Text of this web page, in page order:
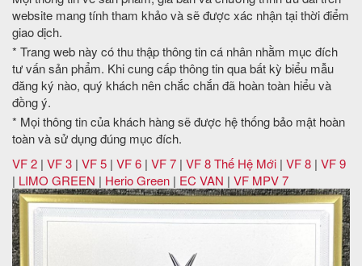
website mang tính tham khảo và sẽ được xác nhận tại thời điểm
giao dịch.
* Trang web này có thu thập thông tin cá nhân nhằm mục đích
tư vấn sản phẩm. Khi cung cấp thông tin qua bất kỳ biểu mẫu
đăng ký nào, quý khách nên chắc chắn đã hoàn toàn hiểu và
đồng ý.
* Mọi thông tin của khách hàng sẽ được hệ thống bảo mật hoàn
toàn và sử dụng đúng mục đích.
VF 2 | VF 3 | VF 5 | VF 6 | VF 7 | VF 8 Thế Hệ Mới | VF 8 | VF 9
| LIMO GREEN | Herio Green | EC VAN | VF MPV 7